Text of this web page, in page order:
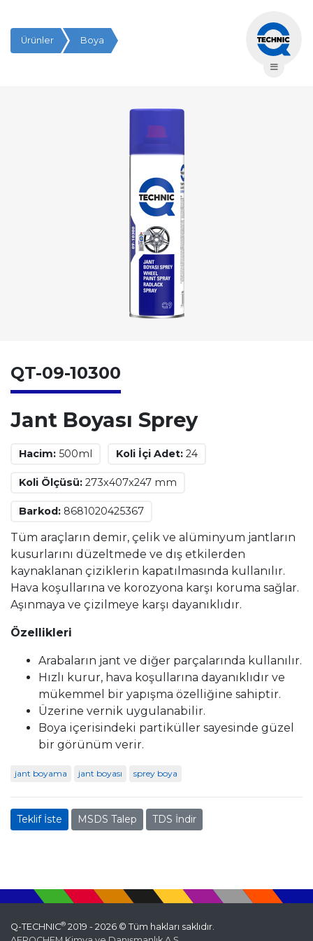
Ürünler Boya
Jant Boyası Sprey
QT-09-10300
Hacim: 500ml Koli İçi Adet: 24
Koli Ölçüsü: 273x407x247 mm
Barkod: 8681020425367
Tüm araçların demir, çelik ve alüminyum jantların
kusurlarını düzeltmede ve dış etkilerden
kaynaklanan çiziklerin kapatılmasında kullanılır.
Hava koşullarına ve korozyona karşı koruma sağlar.
Aşınmaya ve çizilmeye karşı dayanıklıdır.
Özellikleri
Arabaların jant ve diğer parçalarında kullanılır.
Hızlı kurur, hava koşullarına dayanıklıdır ve
mükemmel bir yapışma özelliğine sahiptir.
Üzerine vernik uygulanabilir.
Boya içerisindeki partiküller sayesinde güzel
bir görünüm verir.
jant boyama jant boyası sprey boya
Teklif İste MSDS Talep TDS İndir
Q-TECHNIC® 2019 - 2026 © Tüm hakları saklıdır.